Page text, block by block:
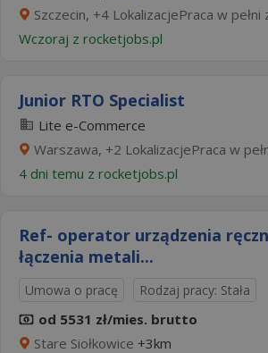
Szczecin, +4 LokalizacjePraca w pełni
Wczoraj z rocketjobs.pl
Junior RTO Specialist
Lite e-Commerce
Warszawa, +2 LokalizacjePraca w
4 dni temu z rocketjobs.pl
Ref- operator urządzenia
łączenia metali...
Umowa o pracę Rodzaj pracy: Stała
od 5531 zł/mies. brutto
Stare Siołkowice +3km